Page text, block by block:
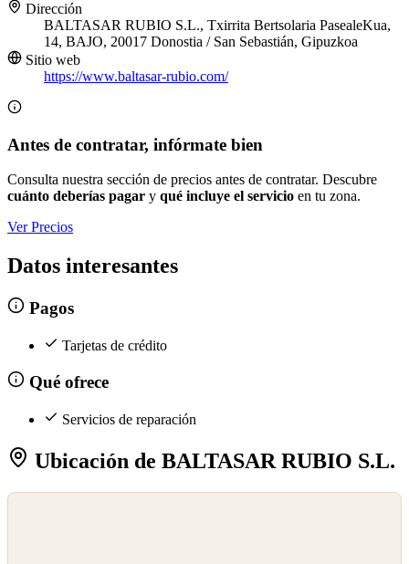
Dirección
BALTASAR RUBIO S.L., Txirrita Bertsolaria PasealeKua,
14, BAJO, 20017 Donostia / San Sebastián, Gipuzkoa
Sitio web
https://www.baltasar-rubio.com/
Antes de contratar, infórmate bien
Consulta nuestra sección de precios antes de contratar. Descubre
cuánto deberías pagar y qué incluye el servicio en tu zona.
Ver Precios
Datos interesantes
Pagos
Tarjetas de crédito
Qué ofrece
Servicios de reparación
Ubicación de BALTASAR RUBIO S.L.